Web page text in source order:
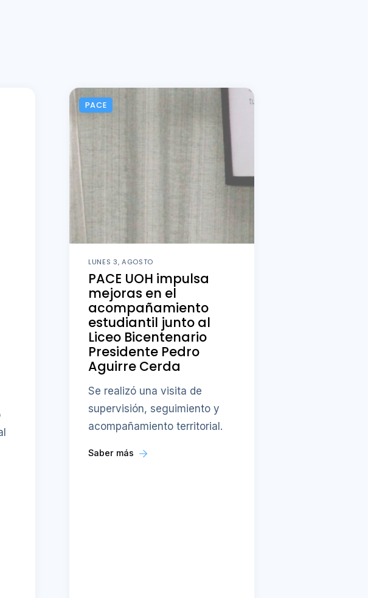
PACE
LUNES 3, AGOSTO
PACE UOH impulsa
mejoras en el
acompañamiento
estudiantil junto al
Liceo Bicentenario
Presidente Pedro
Aguirre Cerda
Se realizó una visita de
supervisión, seguimiento y
acompañamiento territorial.
Saber más